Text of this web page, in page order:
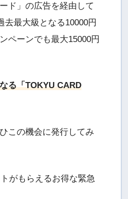
ド」の広告を経由して
最大級となる10000円
ペーンでも最大15000円
る「TOKYU CARD
この機会に発行してみ
がもらえるお得な緊急